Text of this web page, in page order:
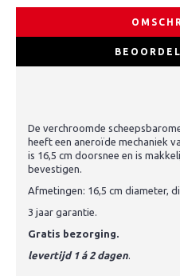
De verchroomde
heeft een aneroïde mechaniek
is 16,5 cm doorsnee en is
bevestigen.
Afmetingen: 16,5 cm diameter,
3 jaar garantie.
Gratis bezorging.
levertijd 1 á 2 dagen.